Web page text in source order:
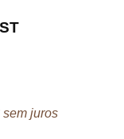
sem juros